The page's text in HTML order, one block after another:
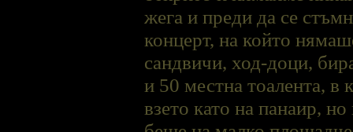
жега и преди да се
концерт, на който
сандвичи, ход-доци,
и 50 местна тоалента,
взето като на панаир,